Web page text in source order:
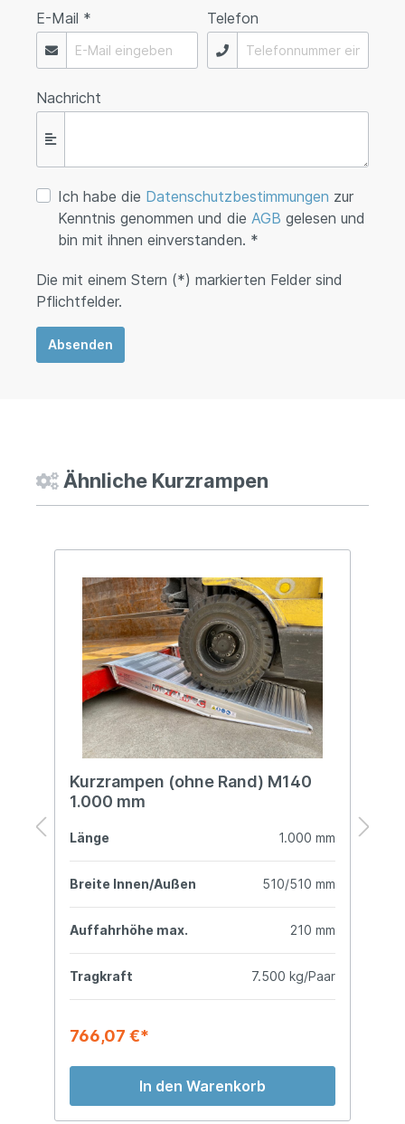
E-Mail * Telefon
Nachricht
Ich habe die Datenschutzbestimmungen zur
Kenntnis genommen und die AGB gelesen und
bin mit ihnen einverstanden. *
Die mit einem Stern (*) markierten Felder sind
Pflichtfelder.
Absenden
Ähnliche Kurzrampen
Kurzrampen (ohne Rand) M140
1.000 mm
Länge 1.000 mm
Breite Innen/Außen 510/510 mm
Auffahrhöhe max. 210 mm
Tragkraft 7.500 kg/Paar
766,07 €*
In den Warenkorb